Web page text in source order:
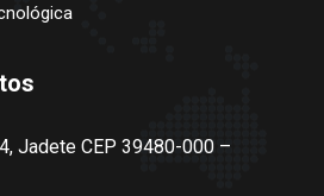
Jadete CEP 39480-000 –